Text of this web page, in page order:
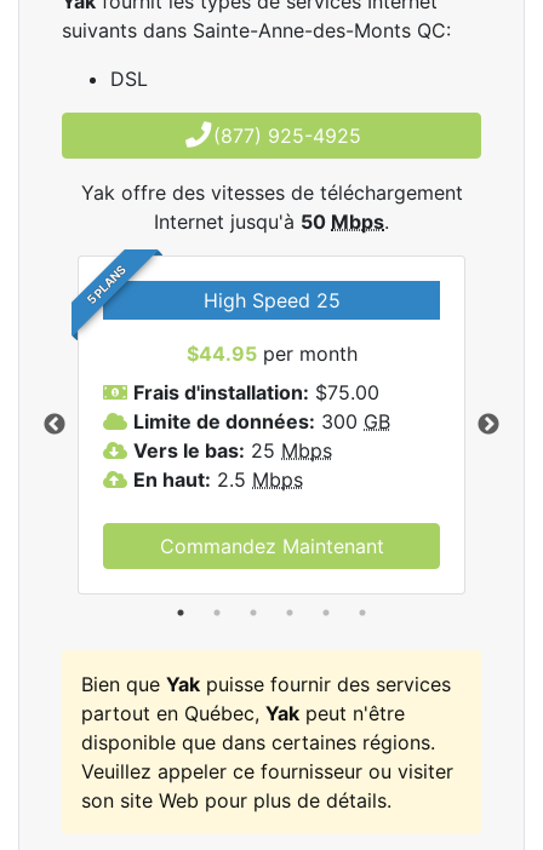
suivants dans Sainte-Anne-des-Monts QC:
DSL
(877) 925-4925
Yak offre des vitesses de téléchargement
Internet jusqu'à 50 Mbps.
5 PLANS High Speed 25
$44.95per month
Frais d'installation: $75.00
Limite de données: 300 GB
Vers le bas: 25 Mbps
En haut: 2.5 Mbps
Commandez Maintenant
Bien que Yak puisse fournir des services
partout en Québec, Yak peut n'être
disponible que dans certaines régions.
Veuillez appeler ce fournisseur ou visiter
son site Web pour plus de détails.